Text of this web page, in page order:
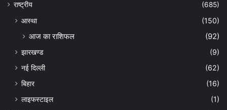
राष्ट्रीय
(685)
आस्था (150)
आज का राशिफल (92)
झारखण्ड
(9)
नई दिल्ली
(62)
बिहार
(16)
लाइफस्टाइल
(1)